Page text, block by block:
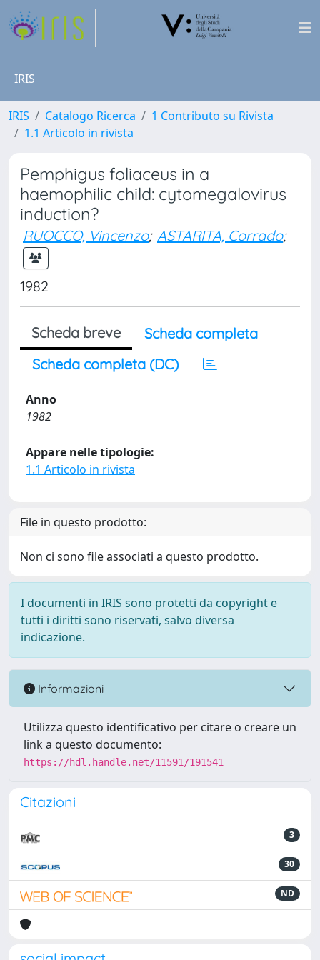
IRIS
IRIS Catalogo Ricerca
1 Contributo su Rivista
1.1 Articolo in rivista
Pemphigus foliaceus in a
haemophilic child: cytomegalovirus
induction?
RUOCCO, Vincenzo; ASTARITA, Corrado;
1982
Scheda breve
Scheda completa
Scheda completa (DC)
Anno
1982
Appare nelle tipologie:
1.1 Articolo in rivista
File in questo prodotto:
Non ci sono file associati a questo prodotto.
I documenti in IRIS sono protetti da copyright e
tutti i diritti sono riservati, salvo diversa
indicazione.
Informazioni
Utilizza questo identificativo per citare o creare un
link a questo documento:
https://hdl.handle.net/11591/191541
Citazioni
3
30
ND